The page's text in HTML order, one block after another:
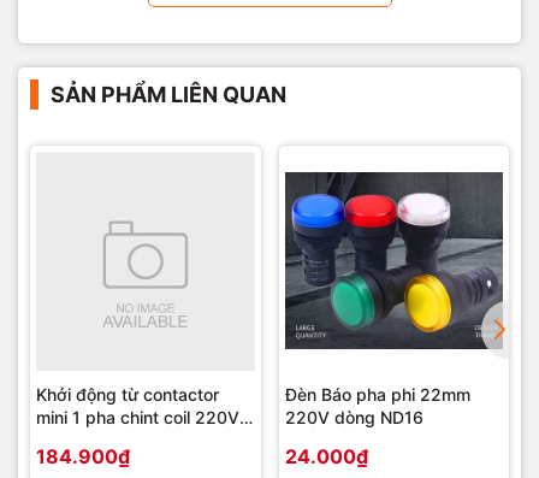
SẢN PHẨM LIÊN QUAN
Khởi động từ contactor
mini 1 pha chint coil 220V
184.900₫
Đèn Báo pha phi 22mm
220V dòng ND16
24.000₫